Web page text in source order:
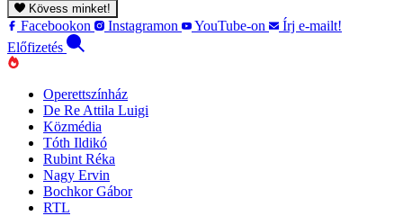
Kövess minket!
Facebookon Instagramon YouTube-on
Írj e-mailt!
Előfizetés
Operettszínház
De Re Attila Luigi
Közmédia
Tóth Ildikó
Rubint Réka
Nagy Ervin
Bochkor Gábor
RTL